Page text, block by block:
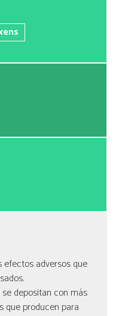
efectos adversos que
depositan con más
que producen para